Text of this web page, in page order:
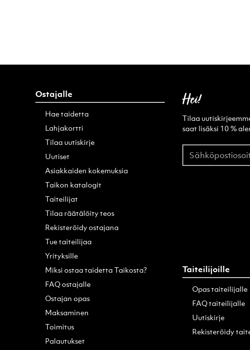
Ostajalle
Hae taidetta
Lahjakortti
Tilaa uutiskirje
Uutiset
Asiakkaiden kokemuksia
Taikon katalogit
Taiteilijat
Tilaa räätälöity teos
Rekisteröidy ostajana
Tue taiteilijaa
Yrityksille
Miksi ostaa taidetta Taikosta?
FAQ ostajalle
Ostajan opas
Maksaminen
Toimitus
Palautukset
Hei!
Tilaa
saat lisäksi 10 %
Taiteilijoille
Opas taiteilijalle
FAQ taiteilijalle
Uutiskirje
Rekisteröidy